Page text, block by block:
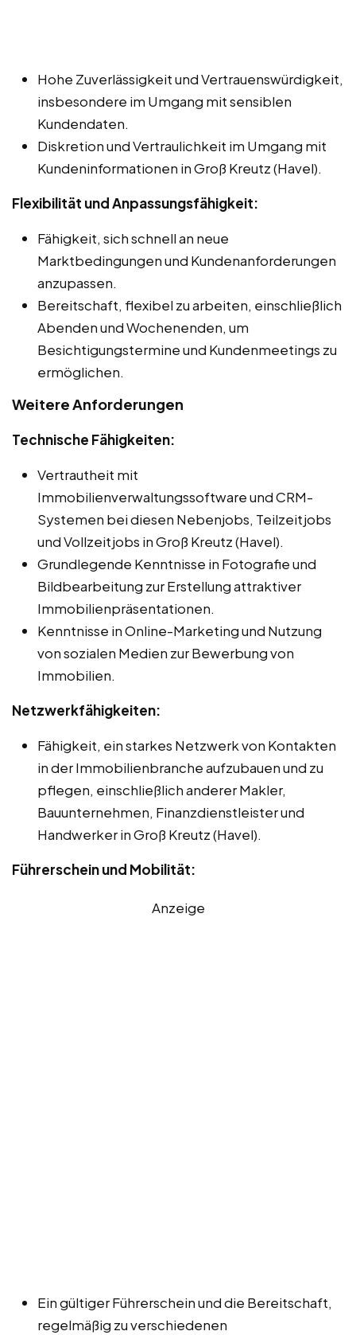
Hohe Zuverlässigkeit und Vertrauenswürdigkeit,
insbesondere im Umgang mit sensiblen
Kundendaten.
Diskretion und Vertraulichkeit im Umgang mit
Kundeninformationen in Groß Kreutz (Havel).
Flexibilität und Anpassungsfähigkeit:
Fähigkeit, sich schnell an neue
Marktbedingungen und Kundenanforderungen
anzupassen.
Bereitschaft, flexibel zu arbeiten, einschließlich
Abenden und Wochenenden, um
Besichtigungstermine und Kundenmeetings zu
ermöglichen.
Weitere Anforderungen
Technische Fähigkeiten:
Vertrautheit mit
Immobilienverwaltungssoftware und CRM-
Systemen bei diesen Nebenjobs, Teilzeitjobs
und Vollzeitjobs in Groß Kreutz (Havel).
Grundlegende Kenntnisse in Fotografie und
Bildbearbeitung zur Erstellung attraktiver
Immobilienpräsentationen.
Kenntnisse in Online-Marketing und Nutzung
von sozialen Medien zur Bewerbung von
Immobilien.
Netzwerkfähigkeiten:
Fähigkeit, ein starkes Netzwerk von Kontakten
in der Immobilienbranche aufzubauen und zu
pflegen, einschließlich anderer Makler,
Bauunternehmen, Finanzdienstleister und
Handwerker in Groß Kreutz (Havel).
Führerschein und Mobilität:
Anzeige
Ein gültiger Führerschein und die Bereitschaft,
regelmäßig zu verschiedenen